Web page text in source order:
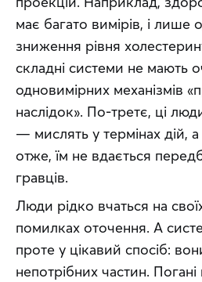
має багато вимірів, і
зниження рівня
складні системи не мають
одновимірних механізмів
наслідок». По-третє, ці
— мислять у термінах дій, а
отже, їм не вдається
гравців.
Люди рідко вчаться на
помилках оточення. А
проте у цікавий спосіб:
непотрібних частин. Погані